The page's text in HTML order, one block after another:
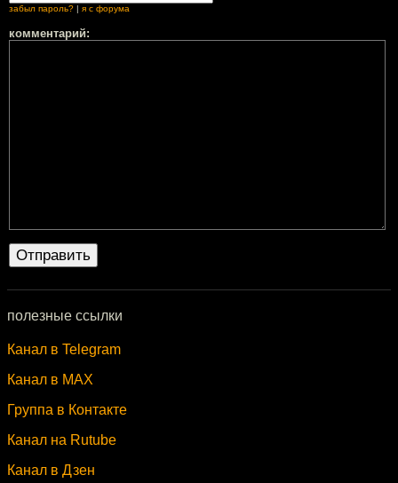
забыл пароль? я с форума
комментарий:
полезные ссылки
Канал в Telegram
Канал в MAX
Группа в Контакте
Канал на Rutube
Канал в Дзен